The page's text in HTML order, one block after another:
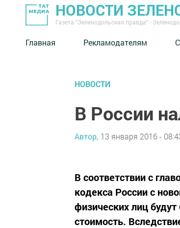
НОВОСТИ
Газета "Зеленодольская правда" -
Главная Рекламодателям
НОВОСТИ
В России
Автор, 13 января 2016 -
В соответствии с
кодекса России с
физических лиц
стоимость.